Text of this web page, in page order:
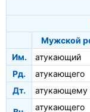
Мужской
Им.
атукающий
Рд.
атукающего
Дт.
атукающему
атукающего